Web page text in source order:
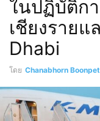
ในปฏิบัติก
เชียงรายแ
Dhabi
โดย Chanabhorn